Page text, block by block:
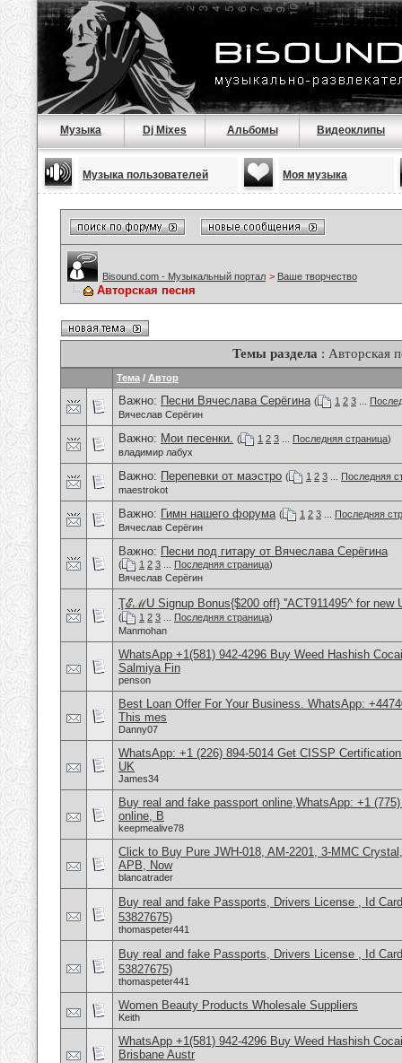
Музыка Dj Mixes Альбомы Видеоклипы
Музыка пользователей Моя музыка
Bisound.com - Музыкальный портал > Ваше творчество
Авторская песня
Темы раздела : Авторская
Тема / Автор
Важно: Песни Вячеслава Серёгина ( 1 2 3
Вячеслав Серёгин
Важно: Мои песенки. ( 1 2 3 Последняя страница)
владимир лабух
Важно: Перепевки от маэстро ( 1 2 3
Последняя
maestrokot
Важно: Гимн нашего форума ( 1 2 3
Последняя
Вячеслав Серёгин
Важно: Песни под гитару от Вячеслава Серёгина
( 1 2 3 Последняя страница)
Вячеслав Серёгин
ŢℰℳU Signup Bonus{$200 off} ''ACT911495^ for new
( 1 2 3 Последняя страница)
Manmohan
WhatsApp +1(581) 942-4296 Buy Weed Hashish
Salmiya Fin
penson
Best Loan Offer For Your Business. WhatsApp:
This mes
Danny07
WhatsApp: +1 (226) 894-5014​ Get CISSP
UK
James34
Buy real and fake passport online,WhatsApp: +1
online, B
keepmealive78
Click to Buy Pure JWH-018, AM-2201, 3-MMC
APB, Now
blancatrader
Buy real and fake Passports, Drivers License , Id
53827675)
thomaspeter441
Buy real and fake Passports, Drivers License , Id
53827675)
thomaspeter441
Women Beauty Products Wholesale Suppliers
Keith
WhatsApp +1(581) 942-4296 Buy Weed Hashish
Brisbane Austr